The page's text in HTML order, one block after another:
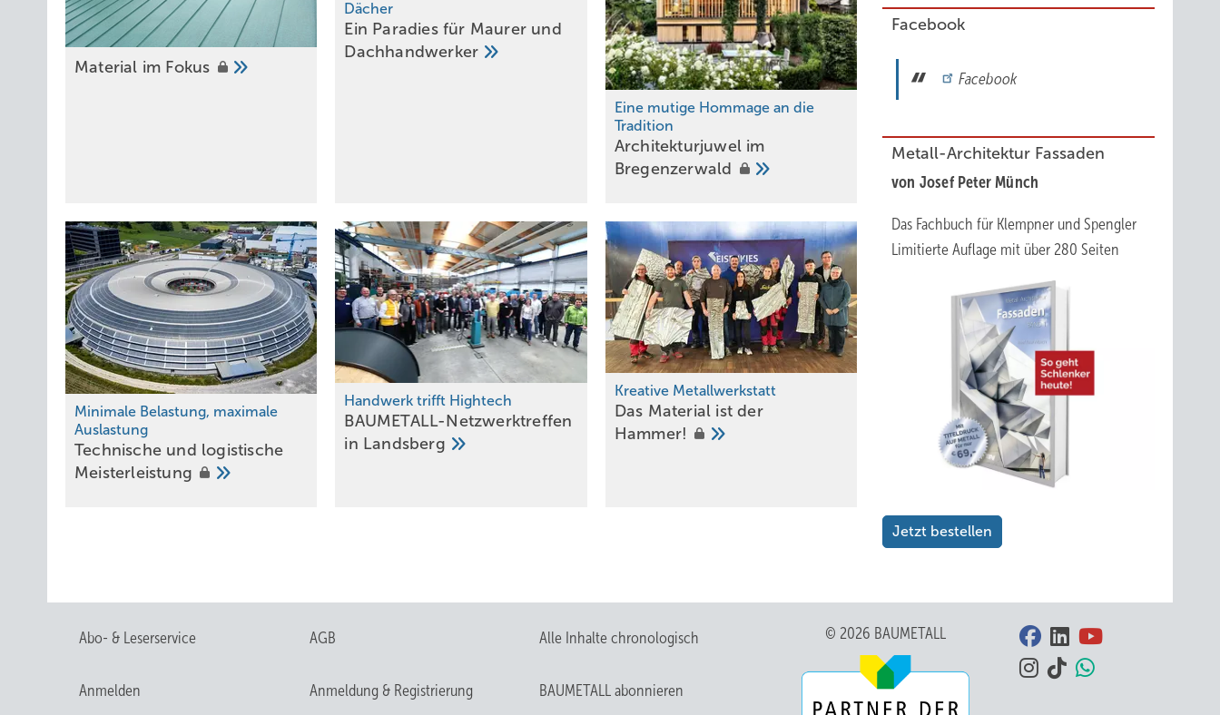
Material im Fokus
Dächer
Ein P aradies für Maurer und
Dachhandwerker
Eine mutige Hommage an die
Tradition
Architekturjuwel im
Bregenzerwald
Minimale Belastung, maximale
Auslastung
Technische und logistische
Meisterleistung
Handwerk trifft Hightech
BAUMETALL-Netzwerktreffen
in Landsberg
Kreative Metallwerkstatt
Das Material ist der
Hammer!
Facebook
Facebook
Metall-Architektur Fassaden
von Josef Peter Münch
Das Fachbuch für Klempner und Spengler
Limitierte Auflage mit über 280 Seiten
Jetzt bestellen
Abo- & Leserservice AGB Alle Inhalte chronologisch
Anmelden Anmeldung & Registrierung BAUMETALL abonnieren
© 2026 BAUMETALL